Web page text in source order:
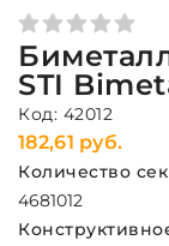
STI
Код: 42012
182,61 руб.
Количество
4681012